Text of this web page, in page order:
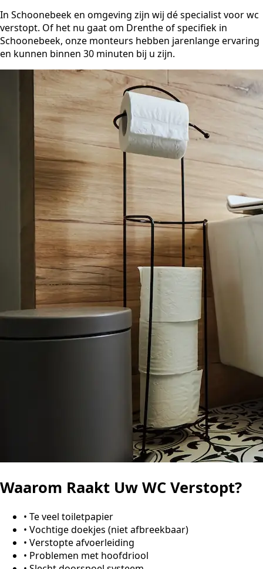
In Schoonebeek en omgeving zijn wij dé specialist voor wc
verstopt. Of het nu gaat om Drenthe of specifiek in
Schoonebeek, onze monteurs hebben jarenlange ervaring
en kunnen binnen 30 minuten bij u zijn.
Waarom Raakt Uw WC Verstopt?
• Te veel toiletpapier
• Vochtige doekjes (niet afbreekbaar)
• Verstopte afvoerleiding
• Problemen met hoofdriool